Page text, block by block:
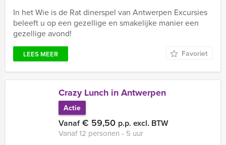
In het Wie is de Rat dinerspel van Antwerpen Excursies
beleeft u op een gezellige en smakelijke manier een
gezellige avond!
LEES MEER Favoriet
Crazy Lunch in Antwerpen
Actie
Vanaf€ 59,50 p.p. excl. BTW
Vanaf 12 personen ‐ 5 uur